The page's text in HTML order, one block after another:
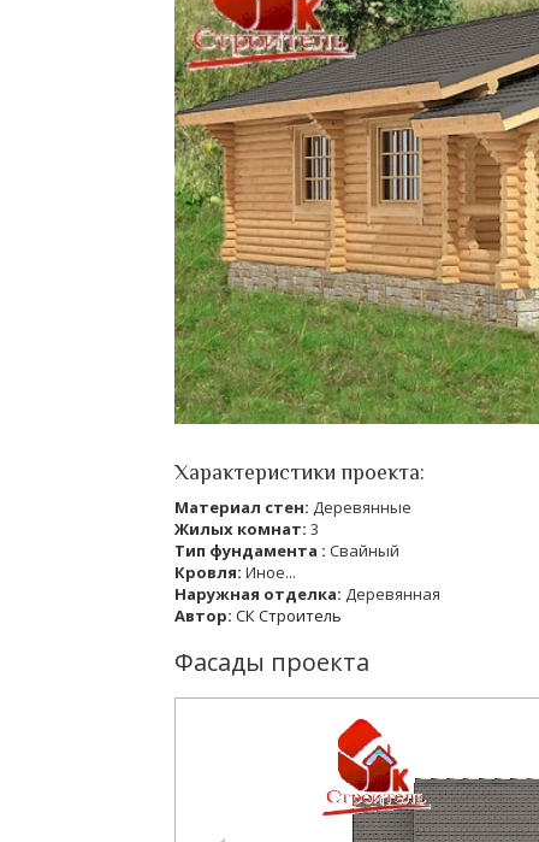
Характеристики проекта:
Материал стен: Деревянные
Жилых комнат: 3
Тип фундамента : Свайный
Кровля: Иное...
Наружная отделка: Деревянная
Автор: СК Строитель
Фасады проекта